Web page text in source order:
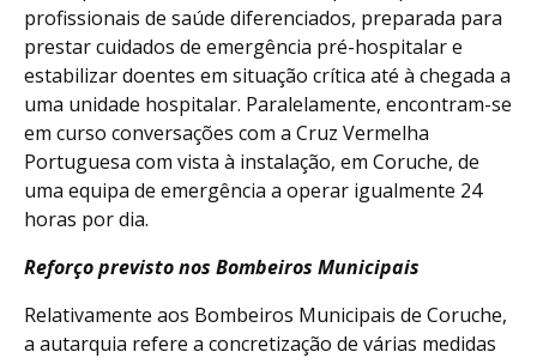
profissionais de saúde diferenciados, preparada para
prestar cuidados de emergência pré-hospitalar e
estabilizar doentes em situação crítica até à chegada a
uma unidade hospitalar. Paralelamente, encontram-se
em curso conversações com a Cruz Vermelha
Portuguesa com vista à instalação, em Coruche, de
uma equipa de emergência a operar igualmente 24
horas por dia.
Reforço previsto nos Bombeiros Municipais
Relativamente aos Bombeiros Municipais de Coruche,
a autarquia refere a concretização de várias medidas